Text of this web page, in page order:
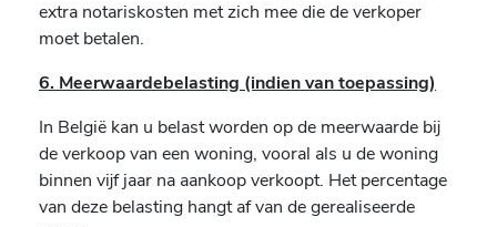
extra notariskosten met zich mee die de verkoper
moet betalen.
6. Meerwaardebelasting (indien van toepassing)
In België kan u belast worden op de meerwaarde bij
de verkoop van een woning, vooral als u de woning
binnen vijf jaar na aankoop verkoopt. Het percentage
van deze belasting hangt af van de gerealiseerde